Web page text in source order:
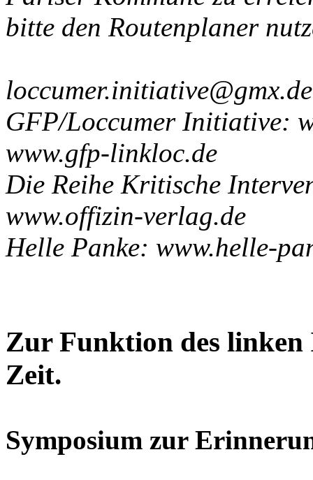
bitte den Routenplaner
loccumer.initiative@gmx.de
GFP/Loccumer Initiative:
www.gfp-linkloc.de
Die Reihe Kritische
www.offizin-verlag.de
Helle Panke: www.helle-
Zur Funktion des
Zeit.
Symposium zur